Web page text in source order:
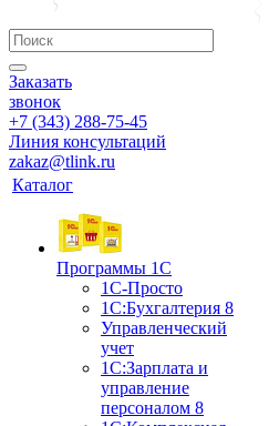
Заказать
звонок
+7 (343) 288-75-45
Линия консультаций
zakaz@tlink.ru
Каталог
Программы 1С
1С-Просто
1С:Бухгалтерия 8
Управленческий
учет
1С:Зарплата и
управление
персоналом 8